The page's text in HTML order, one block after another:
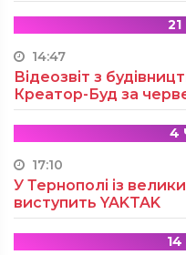
14:47
Відеозвіт з
Креатор-Буд за
4
17:10
У Тернополі із
виступить YAKTAK